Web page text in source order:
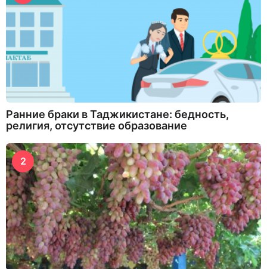
Ранние браки в Таджикистане: бедность,
религия, отсутствие образование
2